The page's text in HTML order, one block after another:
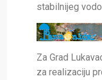
stabilnijeg
Za Grad
za realizaciju